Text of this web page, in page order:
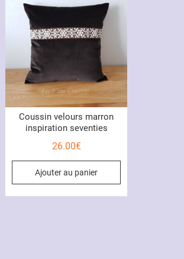
Coussin velours marron
inspiration seventies
26.00€
Ajouter au panier